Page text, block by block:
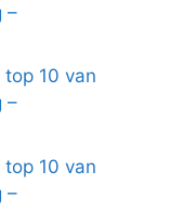
–
10 van
–
10 van
–